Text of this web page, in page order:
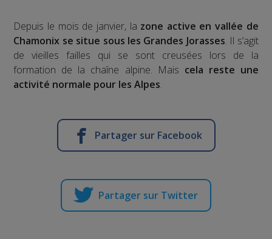
Depuis le mois de janvier, la zone active en vallée de
Chamonix se situe sous les Grandes Jorasses. Il s’agit
de vieilles failles qui se sont creusées lors de la
formation de la chaîne alpine. Mais cela reste une
activité normale pour les Alpes.
Partager sur Facebook
Partager sur Twitter